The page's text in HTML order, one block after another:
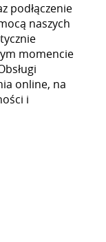
podłączenie
naszych
momencie
online, na
i